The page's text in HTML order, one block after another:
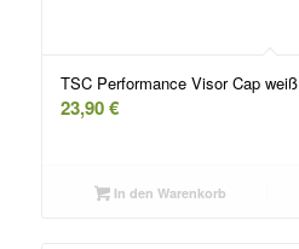
TSC Performance Visor Cap weiß
23,90€
In den Warenkorb